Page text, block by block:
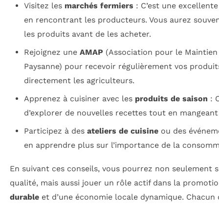
Visitez les marchés fermiers : C’est une
en rencontrant les producteurs. Vous aurez
les produits avant de les acheter.
Rejoignez une AMAP (Association pour le
Paysanne) pour recevoir régulièrement vos
directement les agriculteurs.
Apprenez à cuisiner avec les produits de saison :
d’explorer de nouvelles recettes tout en
Participez à des ateliers de cuisineou des
en apprendre plus sur l’importance de la
En suivant ces conseils, vous pourrez non seulement
qualité, mais aussi jouer un rôle actif dans la
durable et d’une économie locale dynamique.